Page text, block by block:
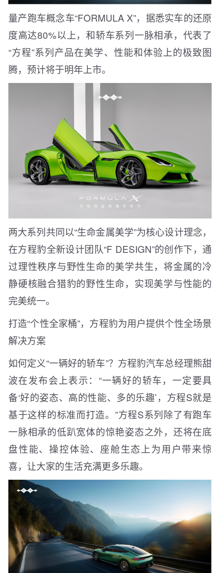
量产跑车概念车“FORMULA X”，据悉实车的还原
度高达80%以上，和轿车系列一脉相承，代表了
“方程”系列产品在美学、性能和体验上的极致图
腾，预计将于明年上市。
两大系列共同以“生命金属美学”为核心设计理念，
在方程豹全新设计团队“F DESIGN”的创作下，通
过理性秩序与野性生命的美学共生，将金属的冷
静硬核融合猎豹的野性生命，实现美学与性能的
完美统一。
打造“个性全家桶”，方程豹为用户提供个性全场景
解决方案
如何定义“一辆好的轿车”？方程豹汽车总经理熊甜
波在发布会上表示：“一辆好的轿车，一定要具
备‘好的姿态、高的性能、多的乐趣’，方程S就是
基于这样的标准而打造。”方程S系列除了有跑车
一脉相承的低趴宽体的惊艳姿态之外，还将在底
盘性能、操控体验、座舱生态上为用户带来惊
喜，让大家的生活充满更多乐趣。